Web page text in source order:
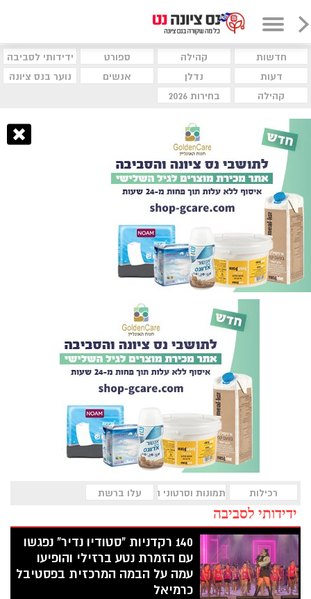
חדשות קהילה ספורט
ידידותי לסביבה
דעות
נדלן אנשים
נוער בנס ציונה
קהילה
בחירות 2026
רכילות תמונות וסרטוני השבועעלו ברשת
ידידותי לסביבה
140 רקדניות "סטודיו נדיר" נפגשו
עם הזמרת נטע ברזילי והופיעו
עמה על הבמה המרכזית בפסטיבל
כרמיאל